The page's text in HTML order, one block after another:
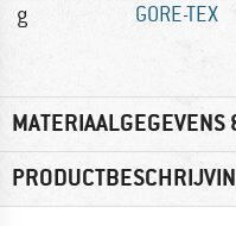
g GORE-TEX